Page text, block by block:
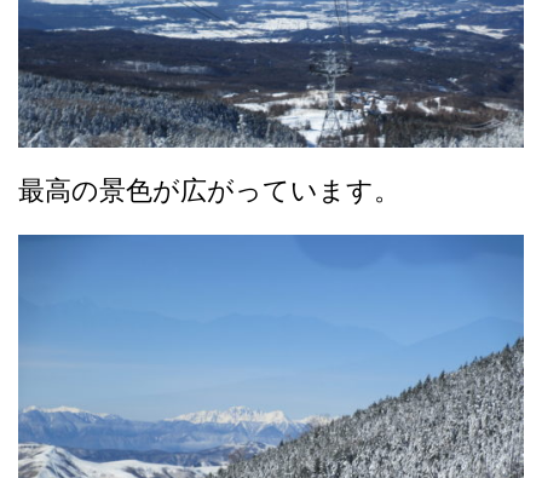
最高の景色が広がっています。